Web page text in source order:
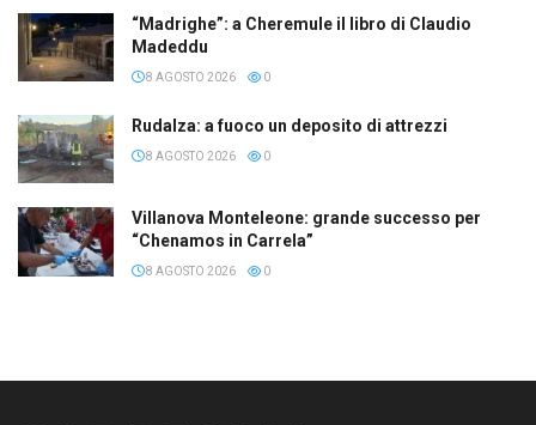
“Madrighe”: a Cheremule il libro di Claudio
Madeddu
8 AGOSTO 2026 0
Rudalza: a fuoco un deposito di attrezzi
8 AGOSTO 2026 0
Villanova Monteleone: grande successo per
“Chenamos in Carrela”
8 AGOSTO 2026 0